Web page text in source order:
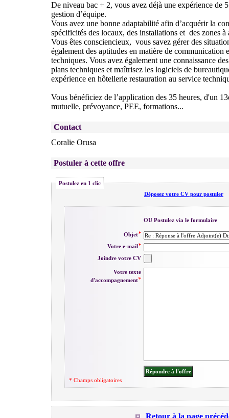
De niveau bac + 2, vous avez déjà une expérience de
gestion d’équipe.
Vous avez une bonne adaptabilité afin d’acquérir la
spécificités des locaux, des installations et des zones à
Vous êtes consciencieux, vous savez gérer des
également des aptitudes en matière de communication
techniques. Vous avez également une connaissance
plans techniques et maîtrisez les logiciels de
expérience en hôtellerie restauration au service
Vous bénéficiez de l’application des 35 heures, d'un
mutuelle, prévoyance, PEE, formations...
Contact
Coralie Orusa
Postuler à cette offre
Postulez en 1 clic
Déposez votre CV pour postuler
OU Postulez via le formulaire
Objet
Votre e-mail
Joindre votre CV
Votre texte
d'accompagnement
* Champs obligatoires
Retour à la page